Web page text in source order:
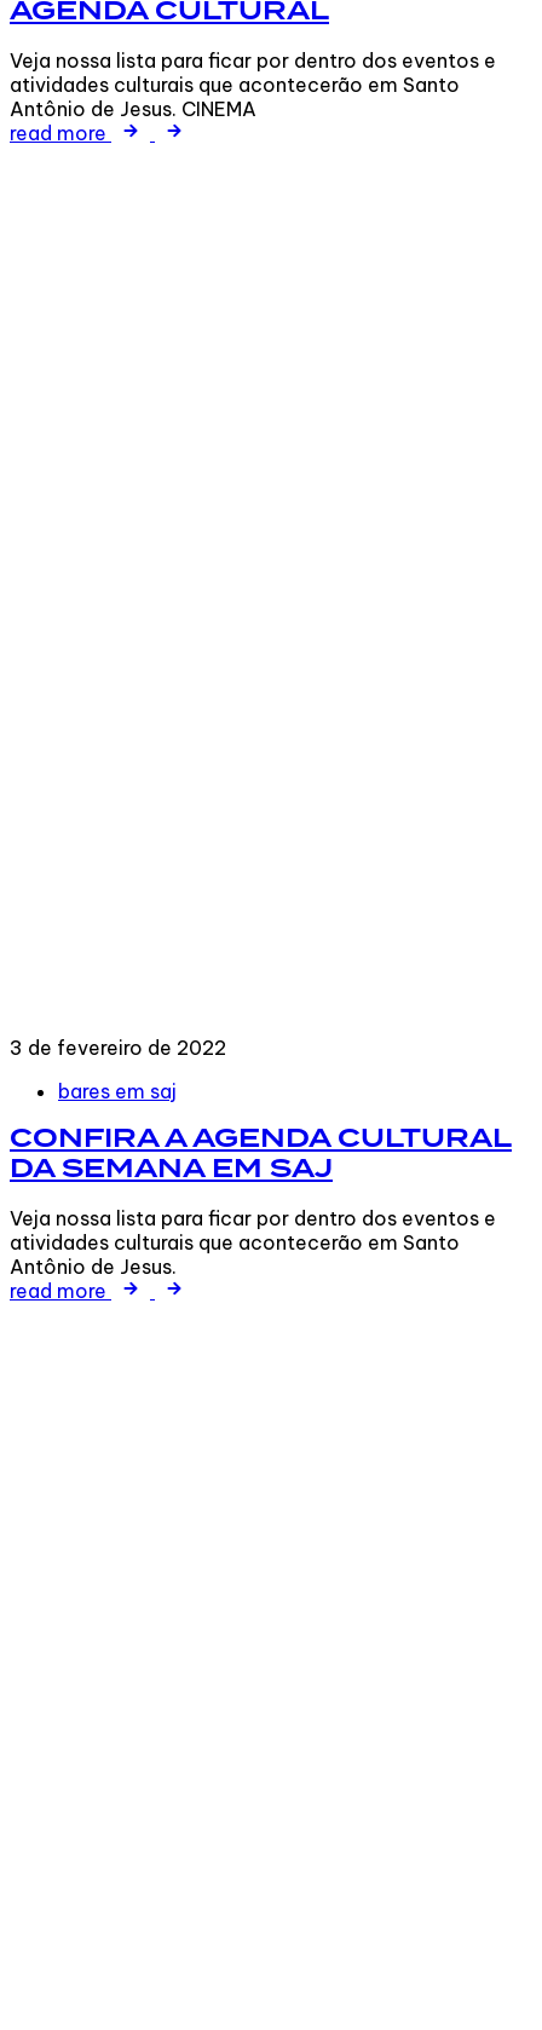
AGENDA CULTURAL
Veja nossa lista para ficar por dentro dos eventos e
atividades culturais que acontecerão em Santo
Antônio de Jesus. CINEMA
read more
3 de fevereiro de 2022
Tags
bares em saj
CONFIRA A AGENDA CULTURAL
DA SEMANA EM SAJ
Veja nossa lista para ficar por dentro dos eventos e
atividades culturais que acontecerão em Santo
Antônio de Jesus.
read more